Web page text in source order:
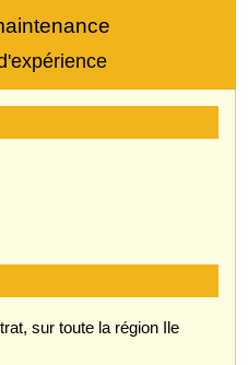
sur toute la région Ile